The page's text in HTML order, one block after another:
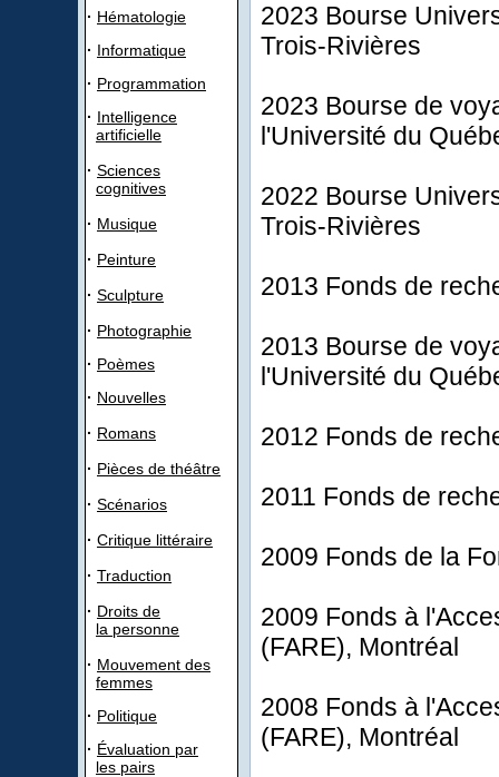
· Hématologie
· Informatique
· Programmation
· Intelligence
artificielle
· Sciences
cognitives
· Musique
· Peinture
· Sculpture
· Photographie
· Poèmes
· Nouvelles
· Romans
· Pièces de théâtre
· Scénarios
· Critique littéraire
· Traduction
· Droits de
la personne
· Mouvement des
femmes
· Politique
· Évaluation par
les pairs
2023 Bourse
Trois-Rivières
2023 Bourse de
l'Université du
2022 Bourse
Trois-Rivières
2013 Fonds de
2013 Bourse de
l'Université du
2012 Fonds de
2011 Fonds de
2009 Fonds de la
2009 Fonds à
(FARE), Montréal
2008 Fonds à
(FARE), Montréal